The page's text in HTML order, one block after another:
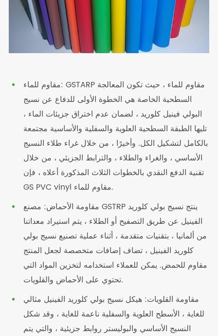
مقاوم للماء: GSTARP مقاوم للماء ، حيث تكون المعالجة
السطحية الخاصة هي الخطوة الأولى للدفاع عن نسيج
البولي فينيل كلوريد ، لضمان عدم اختراق جزيئات الماء ،
تليها الطبقة السطحية العلوية والسفلية والأساسية مجتمعة
بالكامل لتشكيل الكل. وأخيرًا ، من خلال غراء طلاء النسيج
الأساسي ، والغراء والطلاء ، والترابط الجزيئي ، من خلال
تقنية الدفع النقدي بالخطوات الثلاث المذكورة أعلاه ، فإن
GS PVC vinyl مقاوم للماء.
مقاومة الأحماض: مصنع GSTRP ينتج نسيج بولي كلوريد
الفينيل عن طريق التصفيح أو الطلاء ، يتم استيراد معداتنا
من ألمانيا ، بتقنيات متقدمة ، أثناء عملية تصنيع نسيج بولي
كلوريد الفينيل ، تضاف إضافات متخصصة لجعل المنتج
مقاوم للحمض. يمكن للعملاء استخدامه لتخزين المواد التي
تحتوي على الأحماض والقلويات.
مقاومة القلويات: هيكل نسيج بولي كلوريد الفينيل مثالي
للغاية ، الأسطح العلوية والسفلية ناعمة للغاية ، وقد شكل
النسيج الأساسي والبوليستر روابط جزيئية ، والتي يتم